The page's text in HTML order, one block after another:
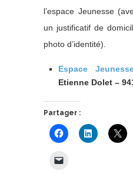
l’espace Jeunesse
un justificatif de
photo d’identité).
Espace
Etienne Dolet –
Partager :